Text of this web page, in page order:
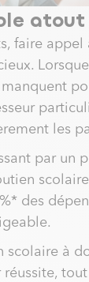
faire
manquent
les
par un
des
scolaire à
réussite,